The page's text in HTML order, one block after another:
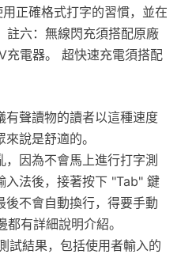
正確格式打字的習慣，並在
註六：無線閃充須搭配原廠
充電器。 超快速充電須搭配
有聲讀物的讀者以這種速度
說是舒適的。
因為不會馬上進行打字測
入法後，接著按下 "Tab" 鍵
不會自動換行，得要手動
有詳細說明介紹。
試結果，包括使用者輸入的